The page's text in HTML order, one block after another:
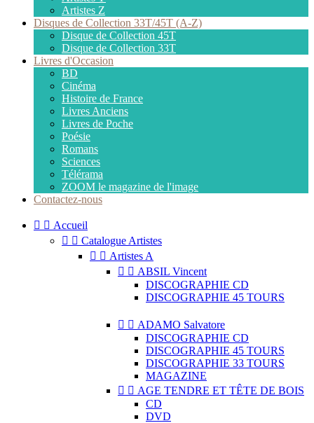
Artistes Z
Disques de Collection 33T/45T (A-Z)
Disque de Collection 45T
Disque de Collection 33T
Livres d'Occasion
BD
Cinéma
Histoire de France
Livres Anciens
Livres de Poche
Poésie
Romans
Sciences
Télérama
ZOOM le magazine de l'image
Contactez-nous
  Accueil
  Catalogue Artistes
  Artistes A
  ABSIL Vincent
DISCOGRAPHIE CD
DISCOGRAPHIE 45 TOURS
  ADAMO Salvatore
DISCOGRAPHIE CD
DISCOGRAPHIE 45 TOURS
DISCOGRAPHIE 33 TOURS
MAGAZINE
  AGE TENDRE ET TÊTE DE BOIS
CD
DVD